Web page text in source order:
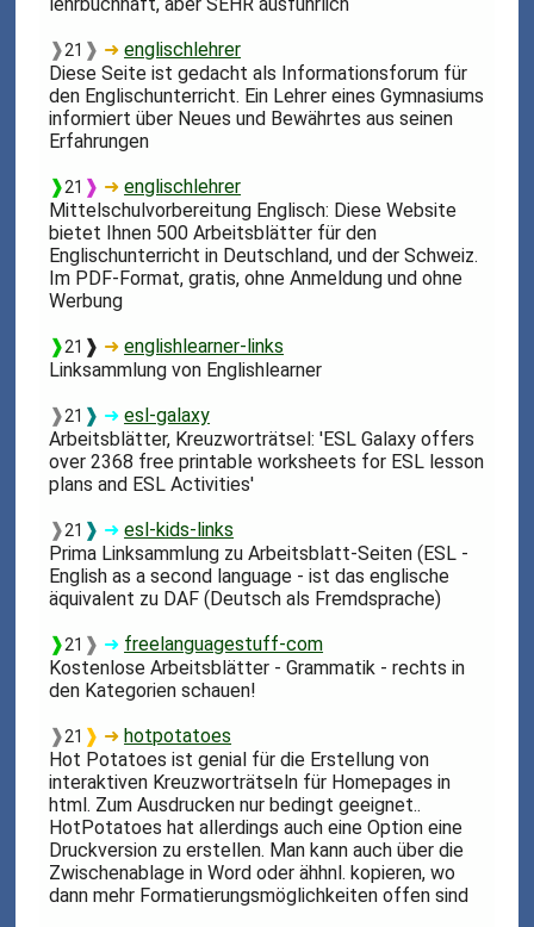
❱21 ❱ ➜englischlehrer
Diese Seite ist gedacht als Informationsforum für
den Englischunterricht. Ein Lehrer eines Gymnasiums
informiert über Neues und Bewährtes aus seinen
Erfahrungen
❱21 ❱ ➜englischlehrer
Mittelschulvorbereitung Englisch: Diese Website
bietet Ihnen 500 Arbeitsblätter für den
Englischunterricht in Deutschland, und der Schweiz.
Im PDF-Format, gratis, ohne Anmeldung und ohne
Werbung
❱21 ❱ ➜englishlearner-links
Linksammlung von Englishlearner
❱21 ❱ ➜esl-galaxy
Arbeitsblätter, Kreuzworträtsel: 'ESL Galaxy offers
over 2368 free printable worksheets for ESL lesson
plans and ESL Activities'
❱21 ❱ ➜esl-kids-links
Prima Linksammlung zu Arbeitsblatt-Seiten (ESL -
English as a second language - ist das englische
äquivalent zu DAF (Deutsch als Fremdsprache)
❱21 ❱ ➜ freelanguagestuff-com
Kostenlose Arbeitsblätter - Grammatik - rechts in
den Kategorien schauen!
❱21 ❱ ➜hotpotatoes
Hot Potatoes ist genial für die Erstellung von
interaktiven Kreuzworträtseln für Homepages in
html. Zum Ausdrucken nur bedingt geeignet..
HotPotatoes hat allerdings auch eine Option eine
Druckversion zu erstellen. Man kann auch über die
Zwischenablage in Word oder ähhnl. kopieren, wo
dann mehr Formatierungsmöglichkeiten offen sind